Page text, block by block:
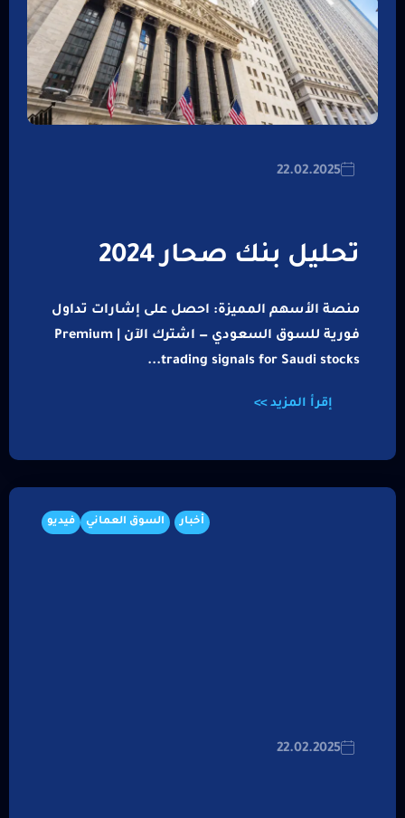
22.02.2025
تحليل بنك صحار 2024
منصة الأسهم المميزة: احصل على إشارات تداول
فورية للسوق السعودي — اشترك الآن | Premium
trading signals for Saudi stocks...
إقرأ المزيد >>
أخبار السوق العماني فيديو
22.02.2025